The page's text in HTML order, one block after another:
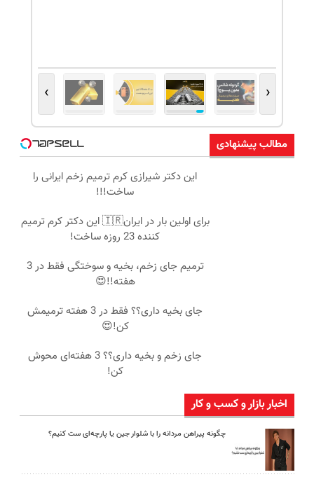
‹
›
مطالب پیشنهادی
این دکتر شیرازی کرم ترمیم زخم ایرانی را
ساخت!!!
برای اولین بار در ایران🇮🇷 این دکتر کرم ترمیم
کننده 23 روزه ساخت!
ترمیم جای زخم، بخیه و سوختگی فقط در 3
هفته!!😍
جای بخیه داری؟؟ فقط در 3 هفته ترمیمش
کن!😍
جای زخم و بخیه داری؟؟ 3 هفته‌ای محوش
کن!
اخبار بازار و کسب و کار
چگونه پیراهن مردانه را با شلوار جین یا پارچه‌ای ست کنیم؟